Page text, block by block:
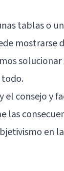
tablas o
mostrarse
consejo y
las
en